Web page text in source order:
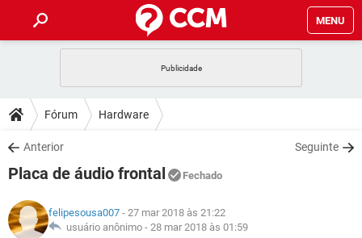
MENU
CELULAR
OUTLOOK
INSTAGRAM GMAIL
GUIA DE COMPRAS
DICAS
JOGOS
INSTAGRAM GMAIL
DOWNLOADS
JOGOS WHATSAPP
CELULAR
OUTLOOK EXCEL
JOGOS WHATSAPP
GLOSSÁRIO
Fórum Hardware
Anterior Seguinte
Placa de áudio frontal Fechado
felipesousa007 - 27 mar 2018 às 21:22
usuário anônimo - 28 mar 2018 às 01:59